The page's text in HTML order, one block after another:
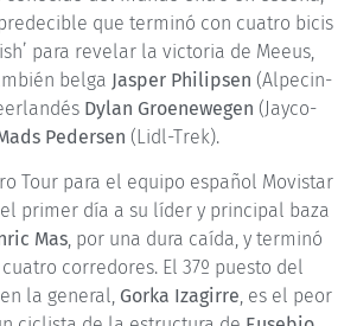
que terminó con cuatro bicis
para revelar la victoria de Meeus,
belga Jasper Philipsen (Alpecin-
Dylan Groenewegen (Jayco-
Pedersen (Lidl-Trek).
Tour para el equipo español Movistar
primer día a su líder y principal baza
Mas, por una dura caída, y terminó
corredores. El 37º puesto del
la general, Gorka Izagirre, es el peor